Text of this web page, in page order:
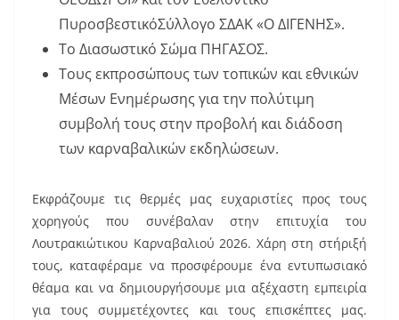
ΠυροσβεστικόΣύλλογο ΣΔΑΚ «Ο ΔΙΓΕΝΗΣ».
Το Διασωστικό Σώμα ΠΗΓΑΣΟΣ.
Τους εκπροσώπους των τοπικών και εθνικών
Μέσων Ενημέρωσης για την πολύτιμη
συμβολή τους στην προβολή και διάδοση
των καρναβαλικών εκδηλώσεων.
Εκφράζουμε τις θερμές μας ευχαριστίες προς τους
χορηγούς που συνέβαλαν στην επιτυχία του
Λουτρακιώτικου Καρναβαλιού 2026. Χάρη στη στήριξή
τους, καταφέραμε να προσφέρουμε ένα εντυπωσιακό
θέαμα και να δημιουργήσουμε μια αξέχαστη εμπειρία
για τους συμμετέχοντες και τους επισκέπτες μας.